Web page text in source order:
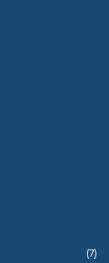
(7)